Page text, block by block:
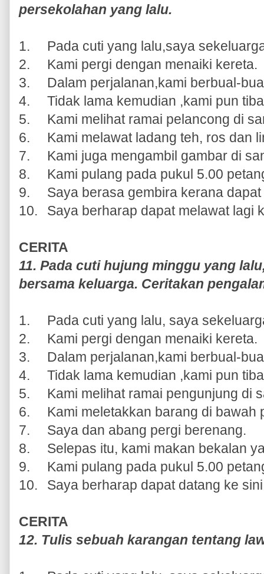
persekolahan yang lalu.
1.
Pada cuti yang lalu,saya
2.
Kami pergi dengan menaiki kereta.
3.
Dalam perjalanan,kami berbual-
4.
Tidak lama kemudian ,kami pun
5.
Kami melihat ramai pelancong di
6.
Kami melawat ladang teh, ros dan
7.
Kami juga mengambil gambar di
8.
Kami pulang pada pukul 5.00
9.
Saya berasa gembira kerana
10.
Saya berharap dapat melawat lagi
CERITA
11. Pada cuti hujung minggu yang
bersama keluarga. Ceritakan
1.
Pada cuti yang lalu, saya
2.
Kami pergi dengan menaiki kereta.
3.
Dalam perjalanan,kami berbual-
4.
Tidak lama kemudian ,kami pun
5.
Kami melihat ramai pengunjung di
6.
Kami meletakkan barang di bawah
7.
Saya dan abang pergi berenang.
8.
Selepas itu, kami makan bekalan
9.
Kami pulang pada pukul 5.00
10.
Saya berharap dapat datang ke
CERITA
12. Tulis sebuah karangan tentang